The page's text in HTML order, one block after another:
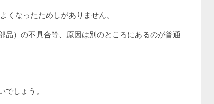
くなったためしがありません。
）の不具合等、原因は別のところにあるのが普通
しょう。